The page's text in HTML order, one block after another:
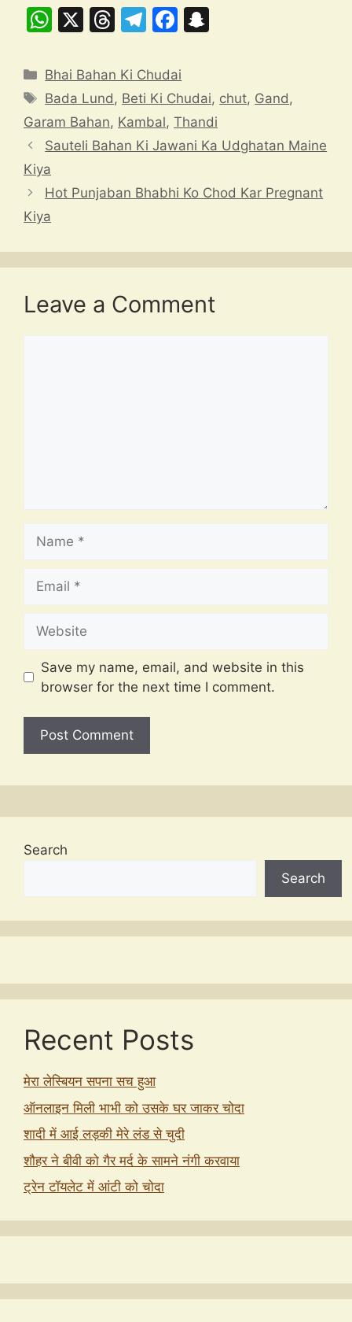
W
at
s
A
p
X
T
e
a
d
s
T
e
gr
a
m
F
c
e
b
o
k
p
c
h
Categories
Bhai Bahan Ki Chudai
Tags
Bada Lund , Beti Ki Chudai, chut, Gand ,
Garam Bahan, Kambal, Thandi
Sauteli Bahan Ki Jawani Ka Udghatan Maine
Kiya
Hot Punjaban Bhabhi Ko Chod Kar Pregnant
Kiya
Leave a Comment
Save my name, email, and website in this
browser for the next time I comment.
Search
Search
Recent Posts
मेरा लेस्बियन सपना सच हुआ
ऑनलाइन मिली भाभी को उसके घर जाकर चोदा
शादी में आई लड़की मेरे लंड से चुदी
शौहर ने बीवी को गैर मर्द के सामने नंगी करवाया
ट्रेन टॉयलेट में आंटी को चोदा